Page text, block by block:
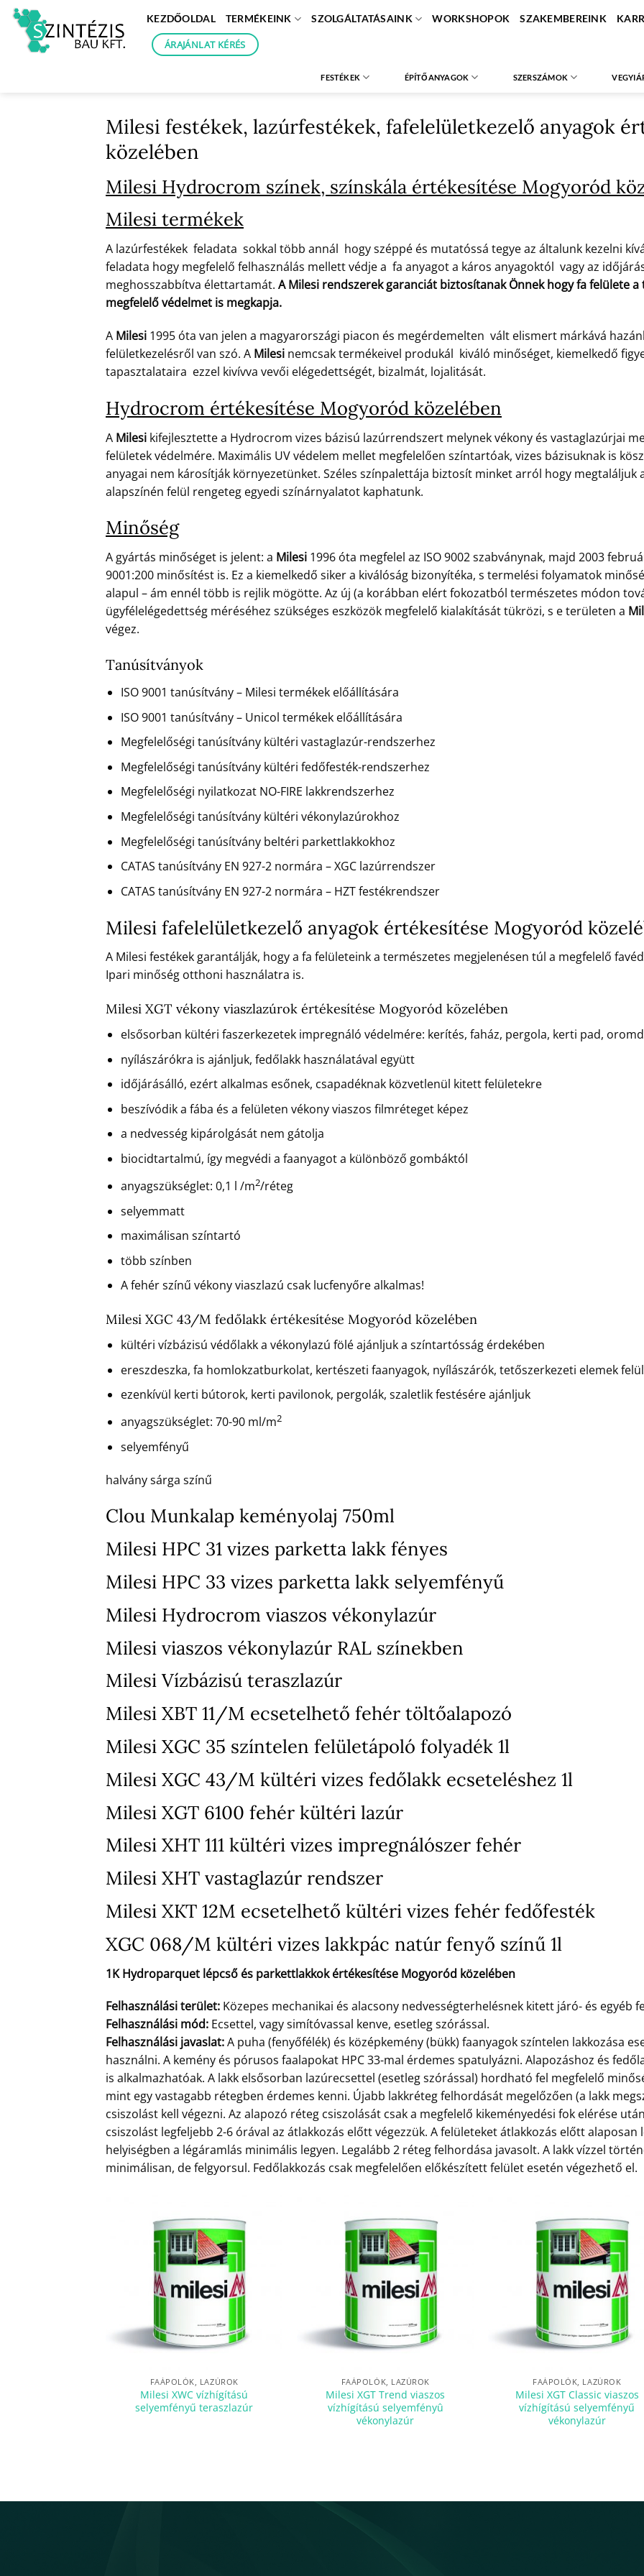
Skip
content
KEZDŐOLDAL TERMÉKEINK SZOLGÁLTATÁSAINK WORKSHOPOK SZAKEMBEREINK
ÁRAJÁNLAT KÉRÉS
FESTÉKEK ÉPÍTŐANYAGOK SZERSZÁMOK
Milesi festékek, lazúrfestékek, fafelelületkezelő anyagok
közelében
Milesi Hydrocrom színek, színskála értékesítése Mogyoród
Milesi termékek
A lazúrfestékek feladata sokkal több annál hogy széppé és mutatóssá tegye az általunk kezelni
feladata hogy megfelelő felhasználás mellett védje a fa anyagot a káros anyagoktól vagy az
meghosszabbítva élettartamát. A Milesi rendszerek garanciát biztosítanak Önnek hogy fa felülete
megfelelő védelmet is megkapja.
A Milesi 1995 óta van jelen a magyarországi piacon és megérdemelten vált elismert márkává
felületkezelésről van szó. A Milesi nemcsak termékeivel produkál kiváló minőséget, kiemelkedő
tapasztalataira ezzel kivívva vevői elégedettségét, bizalmát, lojalitását.
Hydrocrom értékesítése Mogyoród közelében
A Milesi kifejlesztette a Hydrocrom vizes bázisú lazúrrendszert melynek vékony és vastaglazúrjai
felületek védelmére. Maximális UV védelem mellet megfelelően színtartóak, vizes bázisuknak is
anyagai nem károsítják környezetünket. Széles színpalettája biztosít minket arról hogy megtaláljuk
alapszínén felül rengeteg egyedi színárnyalatot kaphatunk.
Minőség
A gyártás minőséget is jelent: a Milesi 1996 óta megfelel az ISO 9002 szabványnak, majd 2003
9001:200 minősítést is. Ez a kiemelkedő siker a kiválóság bizonyítéka, s termelési folyamatok
alapul – ám ennél több is rejlik mögötte. Az új (a korábban elért fokozatból természetes módon
ügyfélelégedettség méréséhez szükséges eszközök megfelelő kialakítását tükrözi, s e területen a
végez.
Tanúsítványok
ISO 9001 tanúsítvány – Milesi termékek előállítására
ISO 9001 tanúsítvány – Unicol termékek előállítására
Megfelelőségi tanúsítvány kültéri vastaglazúr-rendszerhez
Megfelelőségi tanúsítvány kültéri fedőfesték-rendszerhez
Megfelelőségi nyilatkozat NO-FIRE lakkrendszerhez
Megfelelőségi tanúsítvány kültéri vékonylazúrokhoz
Megfelelőségi tanúsítvány beltéri parkettlakkokhoz
CATAS tanúsítvány EN 927-2 normára – XGC lazúrrendszer
CATAS tanúsítvány EN 927-2 normára – HZT festékrendszer
Milesi fafelelületkezelő anyagok értékesítése Mogyoród
A Milesi festékek garantálják, hogy a fa felületeink a természetes megjelenésen túl a megfelelő
Ipari minőség otthoni használatra is.
Milesi XGT vékony viaszlazúrok értékesítése Mogyoród közelében
elsősorban kültéri faszerkezetek impregnáló védelmére: kerítés, faház, pergola, kerti pad,
nyílászárókra is ajánljuk, fedőlakk használatával együtt
időjárásálló, ezért alkalmas esőnek, csapadéknak közvetlenül kitett felületekre
beszívódik a fába és a felületen vékony viaszos filmréteget képez
a nedvesség kipárolgását nem gátolja
biocidtartalmú, így megvédi a faanyagot a különböző gombáktól
anyagszükséglet: 0,1 l /m2/réteg
selyemmatt
maximálisan színtartó
több színben
A fehér színű vékony viaszlazú csak lucfenyőre alkalmas!
Milesi XGC 43/M fedőlakk értékesítése Mogyoród közelében
kültéri vízbázisú védőlakk a vékonylazú fölé ajánljuk a színtartósság érdekében
ereszdeszka, fa homlokzatburkolat, kertészeti faanyagok, nyílászárók, tetőszerkezeti elemek
ezenkívül kerti bútorok, kerti pavilonok, pergolák, szaletlik festésére ajánljuk
anyagszükséglet: 70-90 ml/m2
selyemfényű
halvány sárga színű
Clou Munkalap keményolaj 750ml
Milesi HPC 31 vizes parketta lakk fényes
Milesi HPC 33 vizes parketta lakk selyemfényű
Milesi Hydrocrom viaszos vékonylazúr
Milesi viaszos vékonylazúr RAL színekben
Milesi Vízbázisú teraszlazúr
Milesi XBT 11/M ecsetelhető fehér töltőalapozó
Milesi XGC 35 színtelen felületápoló folyadék 1l
Milesi XGC 43/M kültéri vizes fedőlakk ecseteléshez 1l
Milesi XGT 6100 fehér kültéri lazúr
Milesi XHT 111 kültéri vizes impregnálószer fehér
Milesi XHT vastaglazúr rendszer
Milesi XKT 12M ecsetelhető kültéri vizes fehér fedőfesték
XGC 068/M kültéri vizes lakkpác natúr fenyő színű 1l
1K Hydroparquet lépcső és parkettlakkok értékesítése Mogyoród közelében
Felhasználási terület: Közepes mechanikai és alacsony nedvességterhelésnek kitett járó- és egyéb
Felhasználási mód: Ecsettel, vagy simítóvassal kenve, esetleg szórással.
Felhasználási javaslat:A puha (fenyőfélék) és középkemény (bükk) faanyagok színtelen lakkozása
használni. A kemény és pórusos faalapokat HPC 33-mal érdemes spatulyázni. Alapozáshoz és
is alkalmazhatóak. A lakk elsősorban lazúrecsettel (esetleg szórással) hordható fel megfelelő
mint egy vastagabb rétegben érdemes kenni. Újabb lakkréteg felhordását megelőzően (a lakk
csiszolást kell végezni. Az alapozó réteg csiszolását csak a megfelelő kikeményedési fok elérése
csiszolást legfeljebb 2-6 órával az átlakkozás előtt végezzük. A felületeket átlakkozás előtt
helyiségben a légáramlás minimális legyen. Legalább 2 réteg felhordása javasolt. A lakk vízzel
minimálisan, de felgyorsul. Fedőlakkozás csak megfelelően előkészített felület esetén végezhető el.
FAÁPOLÓK, LAZÚROK
Milesi XWC vízhígítású
selyemfényű teraszlazúr
FAÁPOLÓK, LAZÚROK
Milesi XGT Trend viaszos
vízhígítású selyemfényû
vékonylazúr
FAÁPOLÓK, LAZÚROK
Milesi XGT Classic viaszos
vízhígítású selyemfényű
vékonylazúr